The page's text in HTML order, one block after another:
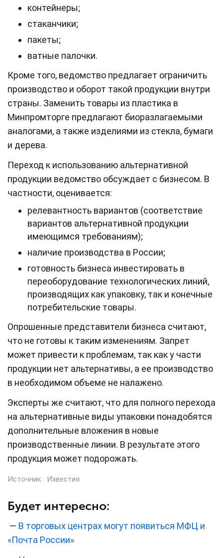
контейнеры;
стаканчики;
пакеты;
ватные палочки.
Кроме того, ведомство предлагает ограничить
производство и оборот такой продукции внутри
страны. Заменить товары из пластика в
Минпромторге предлагают биоразлагаемыми
аналогами, а также изделиями из стекла, бумаги
и дерева.
Переход к использованию альтернативной
продукции ведомство обсуждает с бизнесом. В
частности, оценивается:
релевантность вариантов (соответствие
вариантов альтернативной продукции
имеющимся требованиям);
наличие производства в России;
готовность бизнеса инвестировать в
переоборудование технологических линий,
производящих как упаковку, так и конечные
потребительские товары.
Опрошенные представители бизнеса считают,
что не готовы к таким изменениям. Запрет
может привести к проблемам, так как у части
продукции нет альтернативы, а ее производство
в необходимом объеме не налажено.
Эксперты же считают, что для полного перехода
на альтернативные виды упаковки понадобятся
дополнительные вложения в новые
производственные линии. В результате этого
продукция может подорожать.
Источник: Известия
Будет интересно:
— В торговых центрах могут появиться МФЦ и
«Почта России»